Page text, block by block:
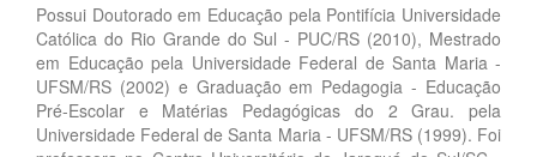
Possui Doutorado em Educação pela Pontifícia Universidade
Católica do Rio Grande do Sul - PUC/RS (2010), Mestrado
em Educação pela Universidade Federal de Santa Maria -
UFSM/RS (2002) e Graduação em Pedagogia - Educação
Pré-Escolar e Matérias Pedagógicas do 2 Grau. pela
Universidade Federal de Santa Maria - UFSM/RS (1999). Foi